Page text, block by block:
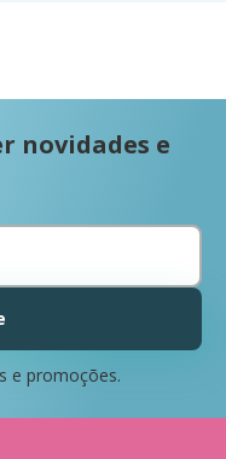
novidades e
e promoções.